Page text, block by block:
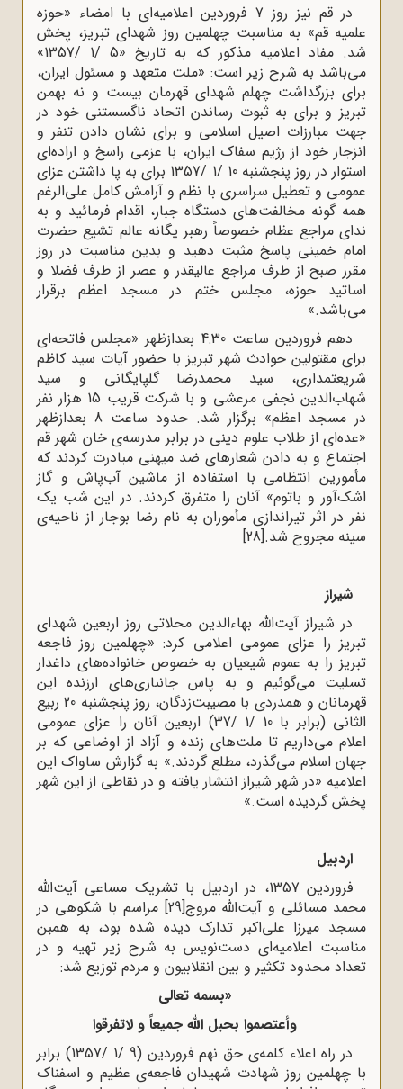
در قم نیز روز 7 فروردین اعلامیه‌ای با امضاء «حوزه
علمیه قم» به مناسبت چهلمین روز شهدای تبریز، پخش
شد. مفاد اعلامیه مذکور که به تاریخ «5 /1 /1357»
می‌باشد به شرح زیر است: «ملت متعهد و مسئول ایران،
برای بزرگداشت چهلم شهدای قهرمان بیست و نه بهمن
تبریز و برای به ثبوت رساندن اتحاد ناگسستنی خود در
جهت مبارزات اصیل اسلامی و برای نشان دادن تنفر و
انزجار خود از رژیم سفاک ایران، با عزمی راسخ و اراده‌ای
استوار در روز پنجشنبه 10 /1 /1357 برای به پا داشتن عزای
عمومی و تعطیل سراسری با نظم و آرامش کامل علی‌الرغم
همه گونه مخالفت‌های دستگاه جبار، اقدام فرمائید و به
ندای مراجع عظام خصوصاً رهبر یگانه عالم تشیع حضرت
امام خمینی پاسخ مثبت دهید و بدین مناسبت در روز
مقرر صبح از طرف مراجع عالیقدر و عصر از طرف فضلا و
اساتید حوزه، مجلس ختم در مسجد اعظم برقرار
می‌باشد.»
دهم فروردین ساعت‌ 4:30 بعدازظهر «مجلس‌ فاتحه‌ای‌
برای‌ مقتولین‌ حوادث‌ شهر تبریز با حضور آیات سید کاظم‌
شریعتمداری‌، سید محمدرضا گلپایگانی‌ و سید
شهاب‌الدین‌ نجفی‌ مرعشی‌ و با شرکت‌ قریب‌ 15 هزار نفر
در مسجد اعظم‌» برگزار شد. حدود ساعت‌ 8 بعدازظهر
«عده‌ای‌ از طلاب‌ علوم‌ دینی‌ در برابر مدرسه‌ی‌ خان‌ شهر قم‌
اجتماع‌ و به‌ دادن‌ شعارهای ضد میهنی مبادرت‌ کردند که‌
مأمورین‌ انتظامی‌ با استفاده‌ از ماشین‌ آب‌پاش‌ و گاز
اشک‌آور و باتوم‌» آنان‌ را متفرق‌ کردند. در این‌ شب‌ یک‌
نفر در اثر تیراندازی مأموران‌ به‌ نام‌ رضا بوجار از ناحیه‌ی‌
سینه‌ مجروح‌ شد.[28]
شیراز
در شیراز آیت‌الله بهاءالدین محلاتی روز اربعین شهدای
تبریز را عزای عمومی اعلامی کرد: «چهلمین روز فاجعه
تبریز را به عموم شیعیان به خصوص خانواده‌های داغدار
تسلیت می‌گوئیم و به پاس جانبازی‌های ارزنده این
قهرمانان و همدردی با مصیبت‌زدگان، روز پنجشنبه 20 ربیع
الثانی (برابر با 10 /1 /37) اربعین آنان را عزای عمومی
اعلام می‌داریم تا ملت‌های زنده و آزاد از اوضاعی که بر
جهان اسلام می‌گذرد، مطلع گردند.» به گزارش ساواک این
اعلامیه «در شهر شیراز انتشار یافته و در نقاطی از این شهر
پخش گردیده است.»
اردبیل
فروردین 1357، در اردبیل با تشریک مساعی آیت‌الله
محمد مسائلی و آیت‌الله مروج[29]
مراسم با شکوهی در
مسجد میرزا علی‌اکبر تدارک دیده شده بود، به همبن
مناسبت اعلامیه‌ای دست‌نویس به شرح زیر تهیه و در
تعداد محدود تکثیر و بین انقلابیون و مردم توزیع شد:
«بسمه تعالی
وأعتصموا بحبل الله جمیعاً و لاتفرقوا
در راه اعلاء کلمه‌ی حق نهم فروردین (9 /1 /1357) برابر
با چهلمین روز شهادت شهیدان فاجعه‌ی عظیم و اسفناک